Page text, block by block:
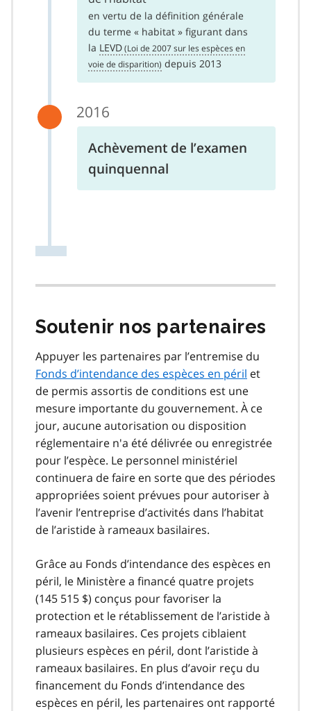
en vertu de la définition générale
du terme « habitat » figurant dans
la LEVD
depuis 2013
2016
Achèvement de l’examen
quinquennal
Soutenir nos partenaires
Appuyer les partenaires par l’entremise du
Fonds d’intendance des espèces en péril et
de permis assortis de conditions est une
mesure importante du gouvernement. À ce
jour, aucune autorisation ou disposition
réglementaire n'a été délivrée ou enregistrée
pour l’espèce. Le personnel ministériel
continuera de faire en sorte que des périodes
appropriées soient prévues pour autoriser à
l’avenir l’entreprise d’activités dans l’habitat
de l’aristide à rameaux basilaires.
Grâce au Fonds d’intendance des espèces en
péril, le Ministère a financé quatre projets
(145 515 $) conçus pour favoriser la
protection et le rétablissement de l’aristide à
rameaux basilaires. Ces projets ciblaient
plusieurs espèces en péril, dont l’aristide à
rameaux basilaires. En plus d’avoir reçu du
financement du Fonds d’intendance des
espèces en péril, les partenaires ont rapporté